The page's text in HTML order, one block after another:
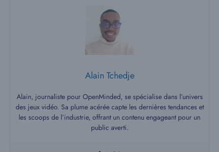
Alain Tchedje
Alain, journaliste pour OpenMinded, se spécialise dans l’univers
des jeux vidéo. Sa plume acérée capte les dernières tendances et
les scoops de l’industrie, offrant un contenu engageant pour un
public averti.